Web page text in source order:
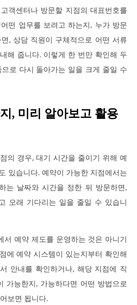
객센터나 방문할 지점의 대표번호를
떤 업무를 보려고 하는지, 누가 방문
, 상담 직원이 구체적으로 어떤 서류
해 줍니다. 이렇게 한 번만 확인해 두
로 다시 돌아가는 일을 크게 줄일 수
, 미리 알아보고 활용
의 경우, 대기 시간을 줄이기 위해 예
있습니다. 예약이 가능한 지점에서는
는 날짜와 시간을 정한 뒤 방문하면,
오래 기다리는 일을 줄일 수 있습니
서 예약 제도를 운영하는 것은 아니기
에 예약 시스템이 있는지부터 확인해
안내를 확인하거나, 해당 지점에 직
가능한지, 가능하다면 어떤 방법으로
보면 됩니다.